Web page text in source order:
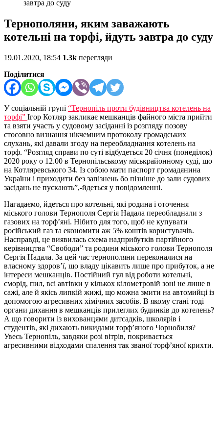
завтра до суду
Тернополяни, яким заважають
котельні на торфі, йдуть завтра до суду
19.01.2020, 18:54 1.3k перегляди
Поділитися
У соціальній групі “Тернопіль проти будівництва котелень на
торфі” Ігор Котляр закликає мешканців файного міста прийти
та взяти участь у судовому засіданні із розгляду позову
стосовно визнання нікчемним протоколу громадських
слухань, які давали згоду на переобладнання котелень на
торф. “Розгляд справи по суті відбудеться 20 січня (понеділок)
2020 року о 12.00 в Тернопільському міськрайонному суді, що
на Котляревського 34. Із собою мати паспорт громадянина
України і приходити без запізнень бо пізніше до зали судових
засідань не пускають”,-йдеться у повідомленні.
Нагадаємо, йдеться про котельні, які родина і оточення
міського голови Тернополя Сергія Надала переобладнали з
газових на торф’яні. Нібито для того, щоб не купувати
російський газ та економити аж 5% коштів користувачів.
Насправді, це виявилась схема надприбутків партійного
керівництва “Свободи” та родини міського голови Тернополя
Сергія Надала. За цей час тернополяни переконалися на
власному здоров’ї, що владу цікавить лише про прибуток, а не
інтереси мешканців. Постійний гул від роботи котельні,
сморід, пил, всі автівки у кількох кілометровій зоні не лише в
сажі, але й якісь липкій жижі, що можна змити на автомийці із
допомогою агресивних хімічних засобів. В якому стані тоді
органи дихання в мешканців прилеглих будинків до котелень?
А що говорити із вихованцями дитсадків, школярів і
студентів, які дихають викидами торф’яного Чорнобиля?
Увесь Тернопіль, завдяки розі вітрів, покривається
агресивними відходами спалення так званої торф’яної крихти.